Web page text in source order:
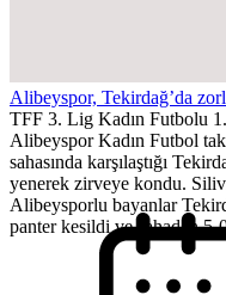
Alibeyspor, Tekirdağ’da
TFF 3. Lig Kadın Futbolu
Alibeyspor Kadın Futbol
sahasında karşılaştığı
yenerek zirveye kondu.
Alibeysporlu bayanlar
panter kesildi ve sahadan